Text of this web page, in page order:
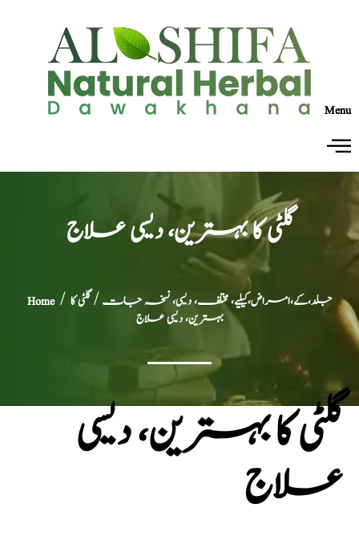
Menu
گلٹی کا بہترین، دیسی علاج
Home/ جلد،کے،امراض،کیلیے، مختلف، دیسی، نسخہ جات / گلٹی کا
بہترین، دیسی علاج
گلٹی کا بہترین، دیسی
علاج